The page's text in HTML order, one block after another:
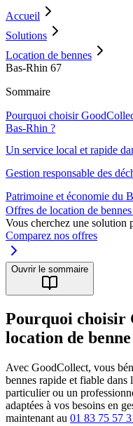
Accueil
Solutions
Location de bennes
Bas-Rhin 67
Sommaire
Pourquoi choisir
Bas-Rhin ?
Un service local et rapide
Gestion responsable des
Patrimoine et économie du
Offres de location de
Vous cherchez une solution
Comparez nos offres
Ouvrir le sommaire
Pourquoi choisir
location de
Avec GoodCollect, vous
bennes rapide et fiable
particulier ou un
adaptées à vos besoins en
maintenant au 01 83 75 57